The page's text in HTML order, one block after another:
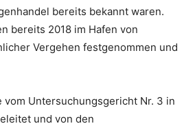
bereits bekannt waren.
bereits 2018 im Hafen von
Vergehen festgenommen und
vom Untersuchungsgericht Nr. 3 in
und von den